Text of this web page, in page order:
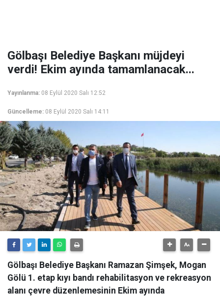
Gölbaşı Belediye Başkanı müjdeyi
verdi! Ekim ayında tamamlanacak...
Yayınlanma: 08 Eylül 2020 Salı 12:52
Güncelleme: 08 Eylül 2020 Salı 14:11
Gölbaşı Belediye Başkanı Ramazan Şimşek, Mogan
Gölü 1. etap kıyı bandı rehabilitasyon ve rekreasyon
alanı çevre düzenlemesinin Ekim ayında